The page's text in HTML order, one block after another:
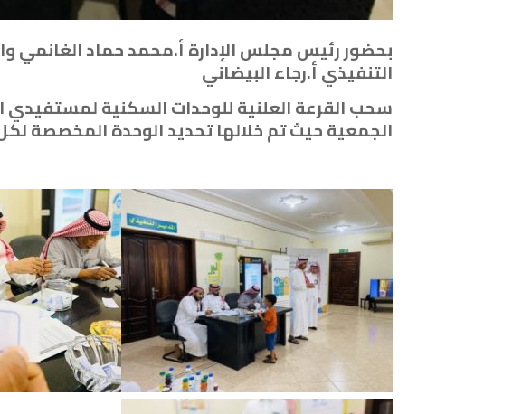
بحضور رئيس مجلس الإدارة أ.محمد حماد الغانمي
التنفيذي أ.رجاء البيضاني
الجمعية حيث تم خلالها تحديد الوحدة المخصصة